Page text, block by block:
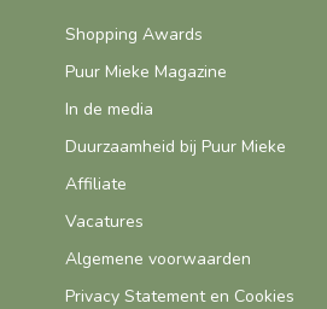
Shopping Awards
Puur Mieke Magazine
In de media
Duurzaamheid bij Puur Mieke
Affiliate
Vacatures
Algemene voorwaarden
Privacy Statement en Cookies